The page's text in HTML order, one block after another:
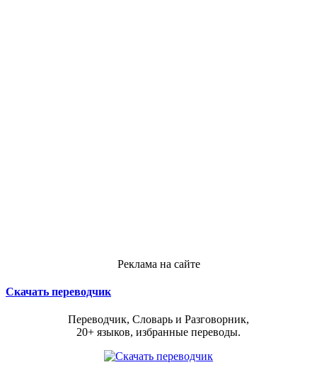
Реклама на сайте
Скачать переводчик
Переводчик, Словарь и Разговорник,
20+ языков, избранные переводы.